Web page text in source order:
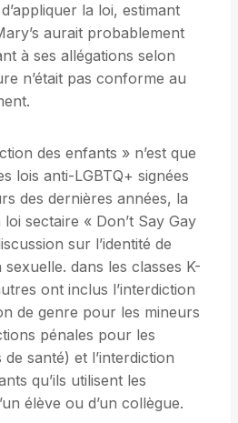
la loi, estimant
aurait probablement
à ses allégations selon
n’était pas conforme au
des enfants » n’est que
lois anti-LGBTQ+ signées
des dernières années, la
sectaire « Don’t Say Gay
sur l’identité de
dans les classes K-
ont inclus l’interdiction
de genre pour les mineurs
pénales pour les
santé) et l’interdiction
qu’ils utilisent les
élève ou d’un collègue.